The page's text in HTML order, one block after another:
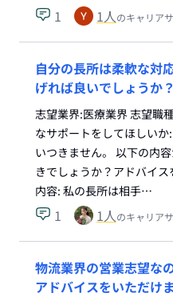
1 1人のキャリア
自分の長所は柔軟な対
げれば良いでしょうか？
志望業界:医療業界 志望職
なサポートをしてほしい
いつきません。 以下の内
きでしょうか？アドバイ
内容: 私の長所は相手…
1 1人のキャリア
物流業界の営業志望な
アドバイスをいただけ